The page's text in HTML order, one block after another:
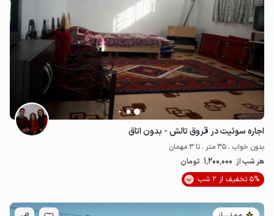
2.2میلیون ت 4.8
اجاره سوئیت در قروق تالش - بدون اتاق
بدون خواب . 35 متر . تا 3 مهمان
هر شب از 1٬200٬000 تومان
5% تخفیف از 2 شب